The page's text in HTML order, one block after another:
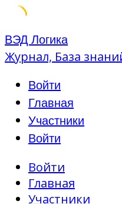
Skip
to
ВЭД Логика
Журнал, База
Войти
Главная
Участники
Войти
Войти
Главная
Участники